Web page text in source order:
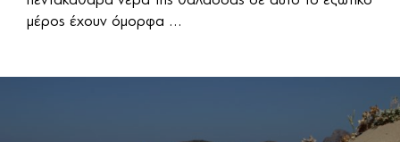
μέρος έχουν όμορφα ...